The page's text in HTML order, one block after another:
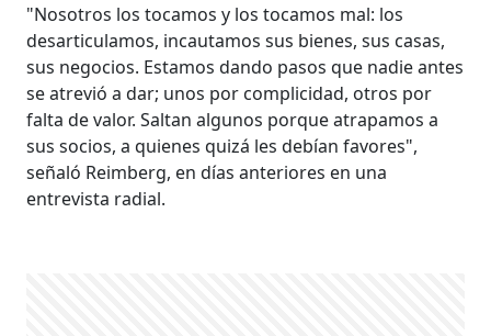
"Nosotros los tocamos y los tocamos mal: los
desarticulamos, incautamos sus bienes, sus casas,
sus negocios. Estamos dando pasos que nadie antes
se atrevió a dar; unos por complicidad, otros por
falta de valor. Saltan algunos porque atrapamos a
sus socios, a quienes quizá les debían favores",
señaló Reimberg, en días anteriores en una
entrevista radial.